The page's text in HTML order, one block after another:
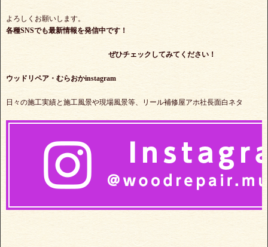
よろしくお願いします。
各種SNSでも最新情報を発信中です！
ぜひチェックしてみてください！
ウッドリペア・むらおかinstagram
日々の施工実績と施工風景や現場風景等、リール補修屋アホ社長面白ネタ